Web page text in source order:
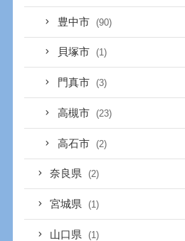
豊中市 (90)
貝塚市 (1)
門真市 (3)
高槻市 (23)
高石市 (2)
奈良県 (2)
宮城県 (1)
山口県 (1)